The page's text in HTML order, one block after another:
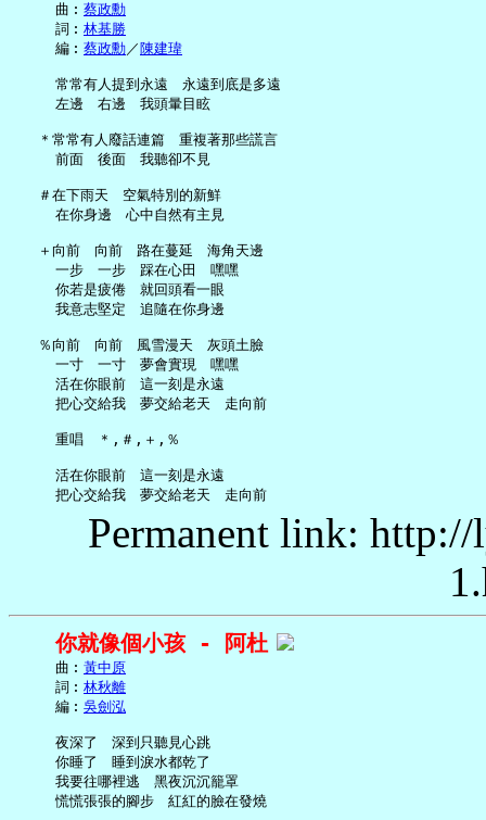
     曲︰
蔡政勳
     詞︰
林基勝
     編︰
蔡政勳／ 陳建瑋
     常常有人提到永遠　永遠到底是多遠
     左邊　右邊　我頭暈目眩
   ＊常常有人廢話連篇　重複著那些謊言
     前面　後面　我聽卻不見
   ＃在下雨天　空氣特別的新鮮
     在你身邊　心中自然有主見
   ＋向前　向前　路在蔓延　海角天邊
     一步　一步　踩在心田　嘿嘿
     你若是疲倦　就回頭看一眼
     我意志堅定　追隨在你身邊
   ％向前　向前　風雪漫天　灰頭土臉
     一寸　一寸　夢會實現　嘿嘿
     活在你眼前　這一刻是永遠
     把心交給我　夢交給老天　走向前
     重唱　＊,＃,＋,％
     活在你眼前　這一刻是永遠
Permanent link:
你就像個小孩 - 阿杜
     曲︰
黃中原
     詞︰
林秋離
     編︰
吳劍泓
     夜深了　深到只聽見心跳
     你睡了　睡到淚水都乾了
     我要往哪裡逃　黑夜沉沉籠罩
     慌慌張張的腳步　紅紅的臉在發燒